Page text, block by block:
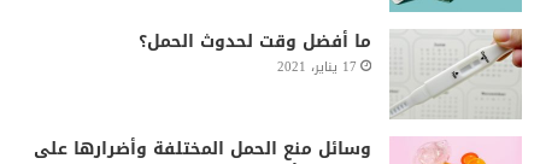
ما أفضل وقت لحدوث الحمل؟
17 يناير، 2021
وسائل منع الحمل المختلفة وأضرارها على